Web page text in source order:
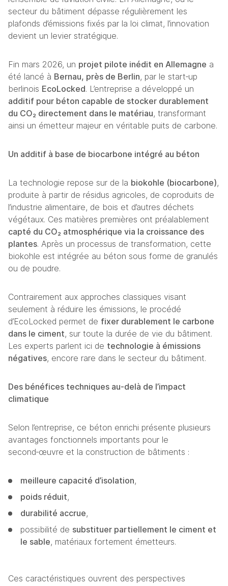
secteur du bâtiment dépasse régulièrement les
plafonds d’émissions fixés par la loi climat, l’innovation
devient un levier stratégique.
Fin mars 2026, un projet pilote inédit en Allemagne a
été lancé à Bernau, près de Berlin, par le start‑up
berlinois EcoLocked
additif pour béton capable de stocker durablement
du CO₂ directement dans le matériau, transformant
ainsi un émetteur majeur en véritable puits de carbone.
Un additif à base de biocarbone intégré au béton
La technologie repose sur de la biokohle (biocarbone),
produite à partir de résidus agricoles, de coproduits de
l’industrie alimentaire, de bois et d’autres déchets
capté du CO₂ atmosphérique via la croissance des
plantes. Après un processus de transformation, cette
biokohle est intégrée au béton sous forme de granulés
ou de poudre.
Contrairement aux approches classiques visant
seulement à réduire les émissions, le procédé
d’EcoLocked permet de fixer durablement le carbone
dans le ciment, sur toute la durée de vie du bâtiment.
Les experts parlent ici de technologie à émissions
négatives, encore rare dans le secteur du bâtiment.
Des bénéfices techniques au‑delà de l’impact
climatique
Selon l’entreprise, ce béton enrichi présente plusieurs
avantages fonctionnels importants pour le
second‑œuvre et la construction de bâtiments :
meilleure capacité d’isolation,
poids réduit,
durabilité accrue,
possibilité de substituer partiellement le ciment et
le sable, matériaux fortement émetteurs.
Ces caractéristiques ouvrent des perspectives